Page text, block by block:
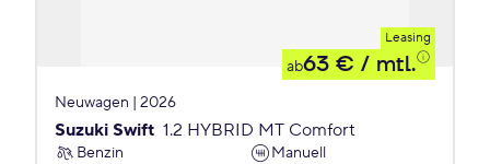
Leasing
ab63 € / mtl.
Neuwagen | 2026
Suzuki Swift 1.2 HYBRID MT Comfort
Benzin
Manuell